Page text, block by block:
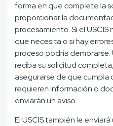
forma en que complete la
proporcionar la
procesamiento. Si el
que necesita o si hay
proceso podría demorarse.
reciba su solicitud
asegurarse de que cumpla
requieren información o
enviarán un aviso.
El USCIS también le